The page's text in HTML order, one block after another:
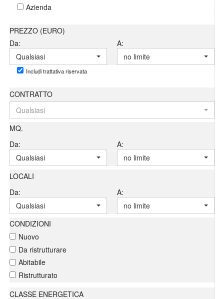
Azienda
PREZZO (EURO)
Da:
A:
Qualsiasi
no limite
Includi trattativa riservata
CONTRATTO
Qualsiasi
MQ.
Da:
A:
Qualsiasi
no limite
LOCALI
Da:
A:
Qualsiasi
no limite
CONDIZIONI
Nuovo
Da ristrutturare
Abitabile
Ristrutturato
CLASSE ENERGETICA